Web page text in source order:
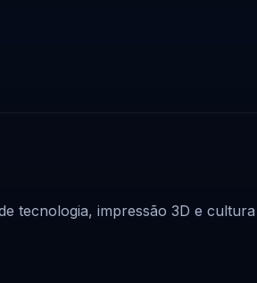
tecnologia, impressão 3D e cultura